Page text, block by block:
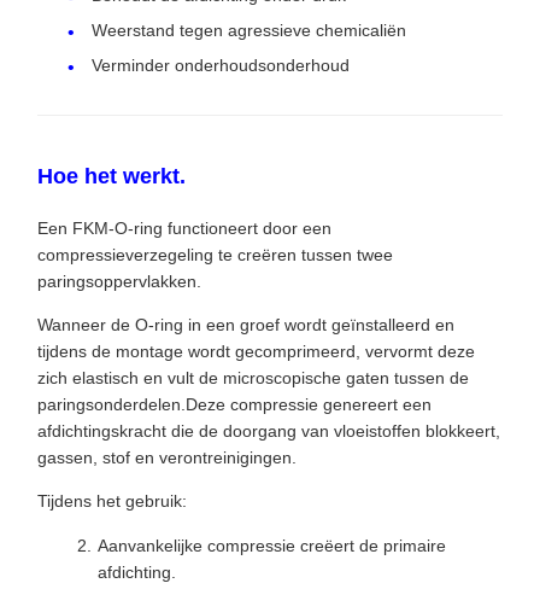
Weerstand tegen agressieve chemicaliën
Verminder onderhoudsonderhoud
Hoe het werkt.
Een FKM-O-ring functioneert door een
compressieverzegeling te creëren tussen twee
paringsoppervlakken.
Wanneer de O-ring in een groef wordt geïnstalleerd en
tijdens de montage wordt gecomprimeerd, vervormt deze
zich elastisch en vult de microscopische gaten tussen de
paringsonderdelen.Deze compressie genereert een
afdichtingskracht die de doorgang van vloeistoffen blokkeert,
gassen, stof en verontreinigingen.
Tijdens het gebruik:
Aanvankelijke compressie creëert de primaire
afdichting.